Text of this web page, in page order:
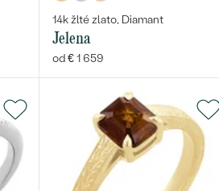
14k žlté zlato, Diamant
Jelena
od € 1 659